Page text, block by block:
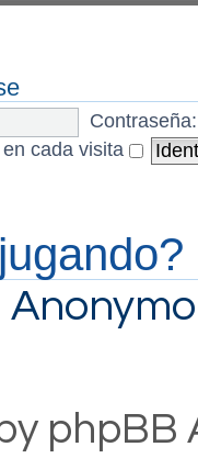
Contraseña:
cada visita